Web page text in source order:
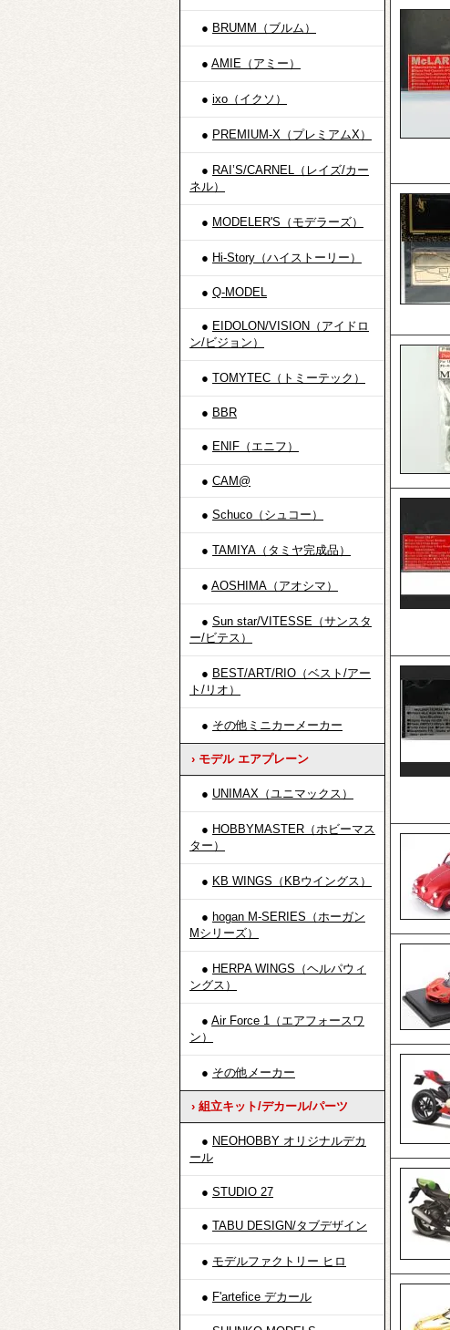
● BRUMM（ブルム）
● AMIE（アミー）
● ixo（イクソ）
● PREMIUM-X（プレミアムX）
● RAI’S/CARNEL（レイズ/カー
ネル）
● MODELER'S（モデラーズ）
● Hi-Story（ハイストーリー）
● Q-MODEL
● EIDOLON/VISION（アイドロ
ン/ビジョン）
● TOMYTEC（トミーテック）
● BBR
● ENIF（エニフ）
● CAM@
● Schuco（シュコー）
● TAMIYA（タミヤ完成品）
● AOSHIMA（アオシマ）
● Sun star/VITESSE（サンスタ
ー/ビテス）
● BEST/ART/RIO（ベスト/アー
ト/リオ）
● その他ミニカーメーカー
› モデル エアプレーン
● UNIMAX（ユニマックス）
● HOBBYMASTER（ホビーマス
ター）
● KB WINGS（KBウイングス）
● hogan M-SERIES（ホーガン
Mシリーズ）
● HERPA WINGS（ヘルパウィ
ングス）
● Air Force 1（エアフォースワ
ン）
● その他メーカー
› 組立キット/デカール/パーツ
● NEOHOBBY オリジナルデカ
ール
● STUDIO 27
● TABU DESIGN/タブデザイン
● モデルファクトリー ヒロ
● F'artefice デカール